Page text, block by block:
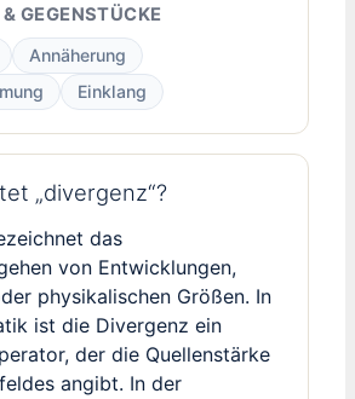
GEGENSTÜCKE
Annäherung
Einklang
„divergenz“?
das
von Entwicklungen,
physikalischen Größen. In
ist die Divergenz ein
der die Quellenstärke
angibt. In der